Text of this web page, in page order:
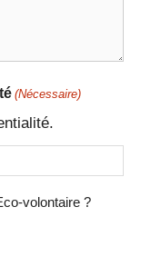
(Nécessaire)
volontaire ?